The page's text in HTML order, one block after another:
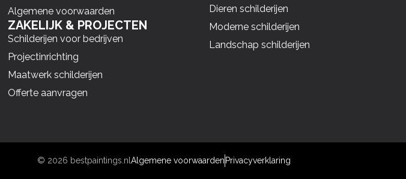
Algemene voorwaarden
ZAKELIJK & PROJECTEN
Schilderijen voor bedrijven
Projectinrichting
Maatwerk schilderijen
Offerte aanvragen
Dieren schilderijen
Moderne schilderijen
Landschap schilderijen
© 2026 bestpaintings.nlAlgemene voorwaarden Privacyverklaring